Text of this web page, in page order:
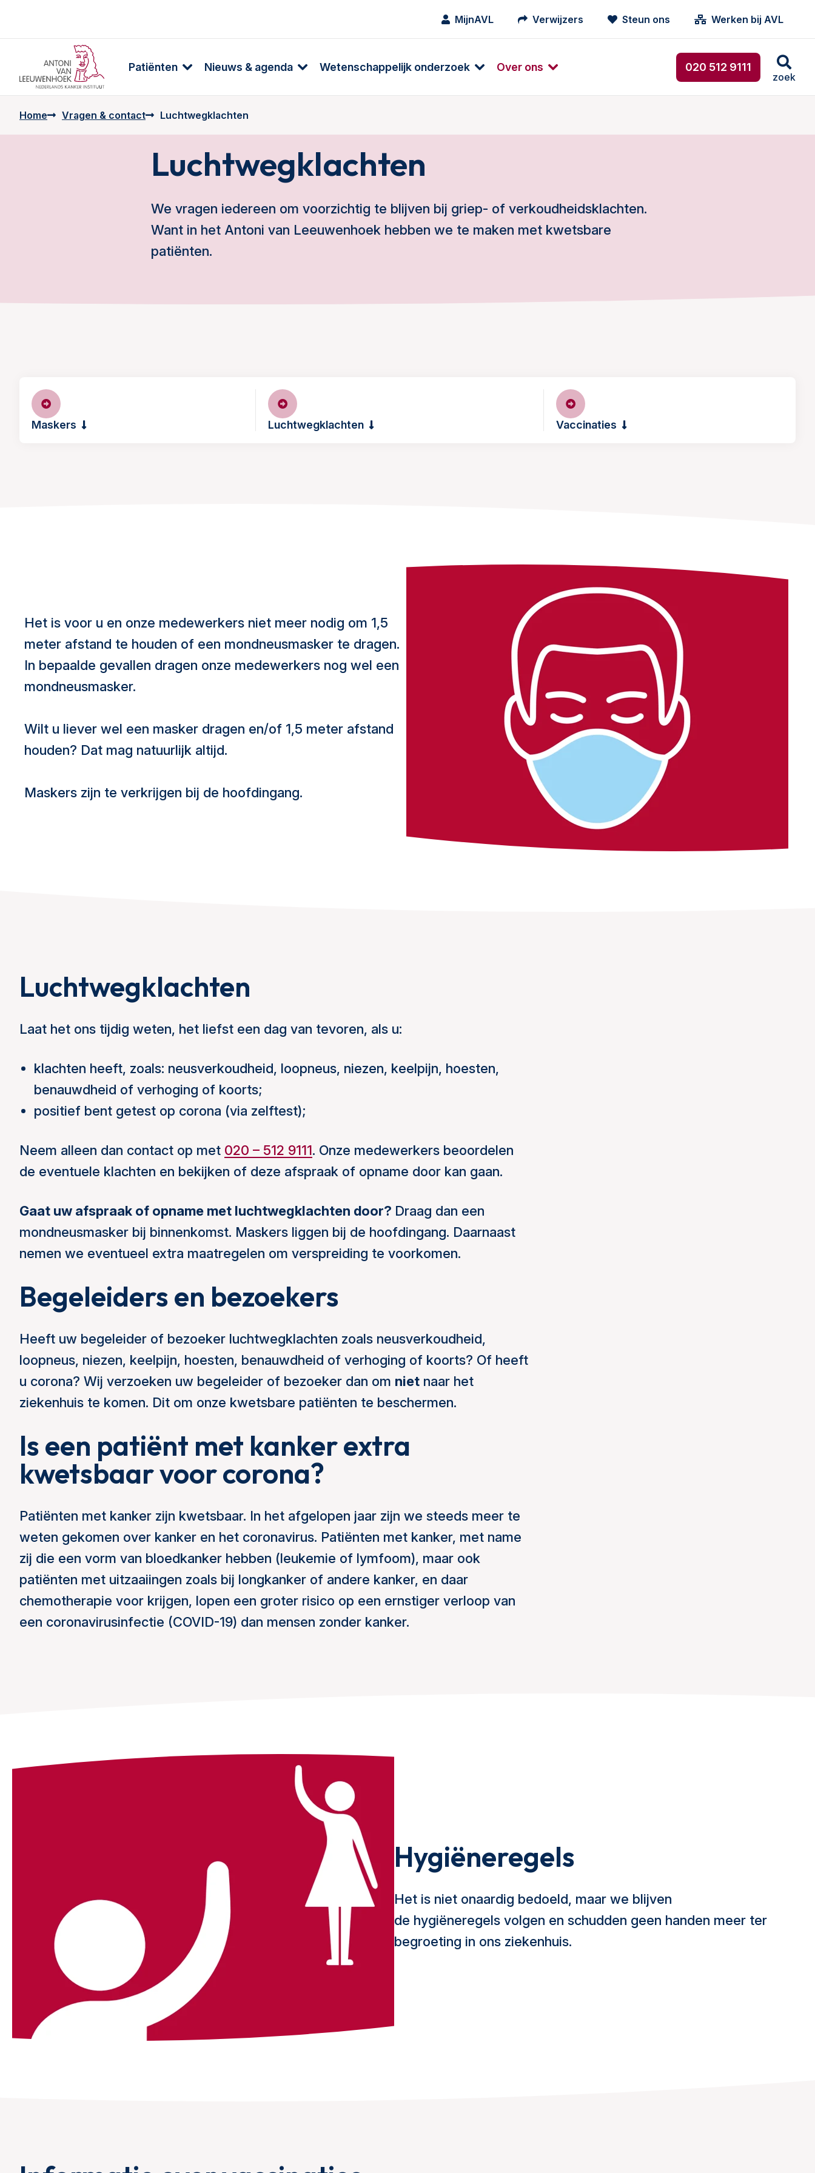
MijnAVL Verwijzers Steun ons Werken bij AVL
Patiënten Nieuws & agenda Wetenschappelijk onderzoek Over ons 020 512 9111
zoek
Home Vragen & contact Luchtwegklachten
Luchtwegklachten
We vragen iedereen om voorzichtig te blijven bij griep- of verkoudheidsklachten.
Want in het Antoni van Leeuwenhoek hebben we te maken met kwetsbare
patiënten.
Maskers Luchtwegklachten Vaccinaties
Het is voor u en onze medewerkers niet meer nodig om 1,5
meter afstand te houden of een mondneusmasker te dragen.
In bepaalde gevallen dragen onze medewerkers nog wel een
mondneusmasker.
Wilt u liever wel een masker dragen en/of 1,5 meter afstand
houden? Dat mag natuurlijk altijd.
Maskers zijn te verkrijgen bij de hoofdingang.
Luchtwegklachten
Laat het ons tijdig weten, het liefst een dag van tevoren, als u:
klachten heeft, zoals: neusverkoudheid, loopneus, niezen, keelpijn, hoesten,
benauwdheid of verhoging of koorts;
positief bent getest op corona (via zelftest);
Neem alleen dan contact op met 020 – 512 9111. Onze medewerkers beoordelen
de eventuele klachten en bekijken of deze afspraak of opname door kan gaan.
Gaat uw afspraak of opname met luchtwegklachten door? Draag dan een
mondneusmasker bij binnenkomst. Maskers liggen bij de hoofdingang. Daarnaast
nemen we eventueel extra maatregelen om verspreiding te voorkomen.
Begeleiders en bezoekers
Heeft uw begeleider of bezoeker luchtwegklachten zoals neusverkoudheid,
loopneus, niezen, keelpijn, hoesten, benauwdheid of verhoging of koorts? Of heeft
u corona? Wij verzoeken uw begeleider of bezoeker dan om niet naar het
ziekenhuis te komen. Dit om onze kwetsbare patiënten te beschermen.
Is een patiënt met kanker extra
kwetsbaar voor corona?
Patiënten met kanker zijn kwetsbaar. In het afgelopen jaar zijn we steeds meer te
weten gekomen over kanker en het coronavirus. Patiënten met kanker, met name
zij die een vorm van bloedkanker hebben (leukemie of lymfoom), maar ook
patiënten met uitzaaiingen zoals bij longkanker of andere kanker, en daar
chemotherapie voor krijgen, lopen een groter risico op een ernstiger verloop van
een coronavirusinfectie (COVID-19) dan mensen zonder kanker.
Hygiëneregels
Het is niet onaardig bedoeld, maar we blijven
de hygiëneregels volgen en schudden geen handen meer ter
begroeting in ons ziekenhuis.